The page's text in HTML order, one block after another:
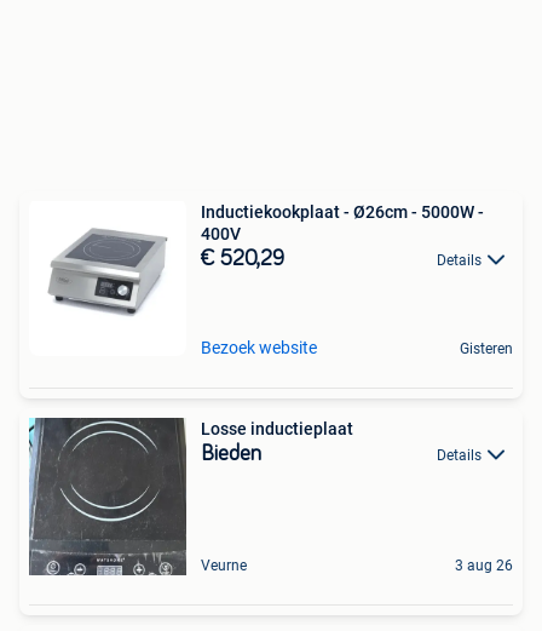
Inductiekookplaat - Ø26cm - 5000W -
400V
€ 520,29 Details
Bezoek website Gisteren
Losse inductieplaat
Bieden Details
Veurne 3 aug 26